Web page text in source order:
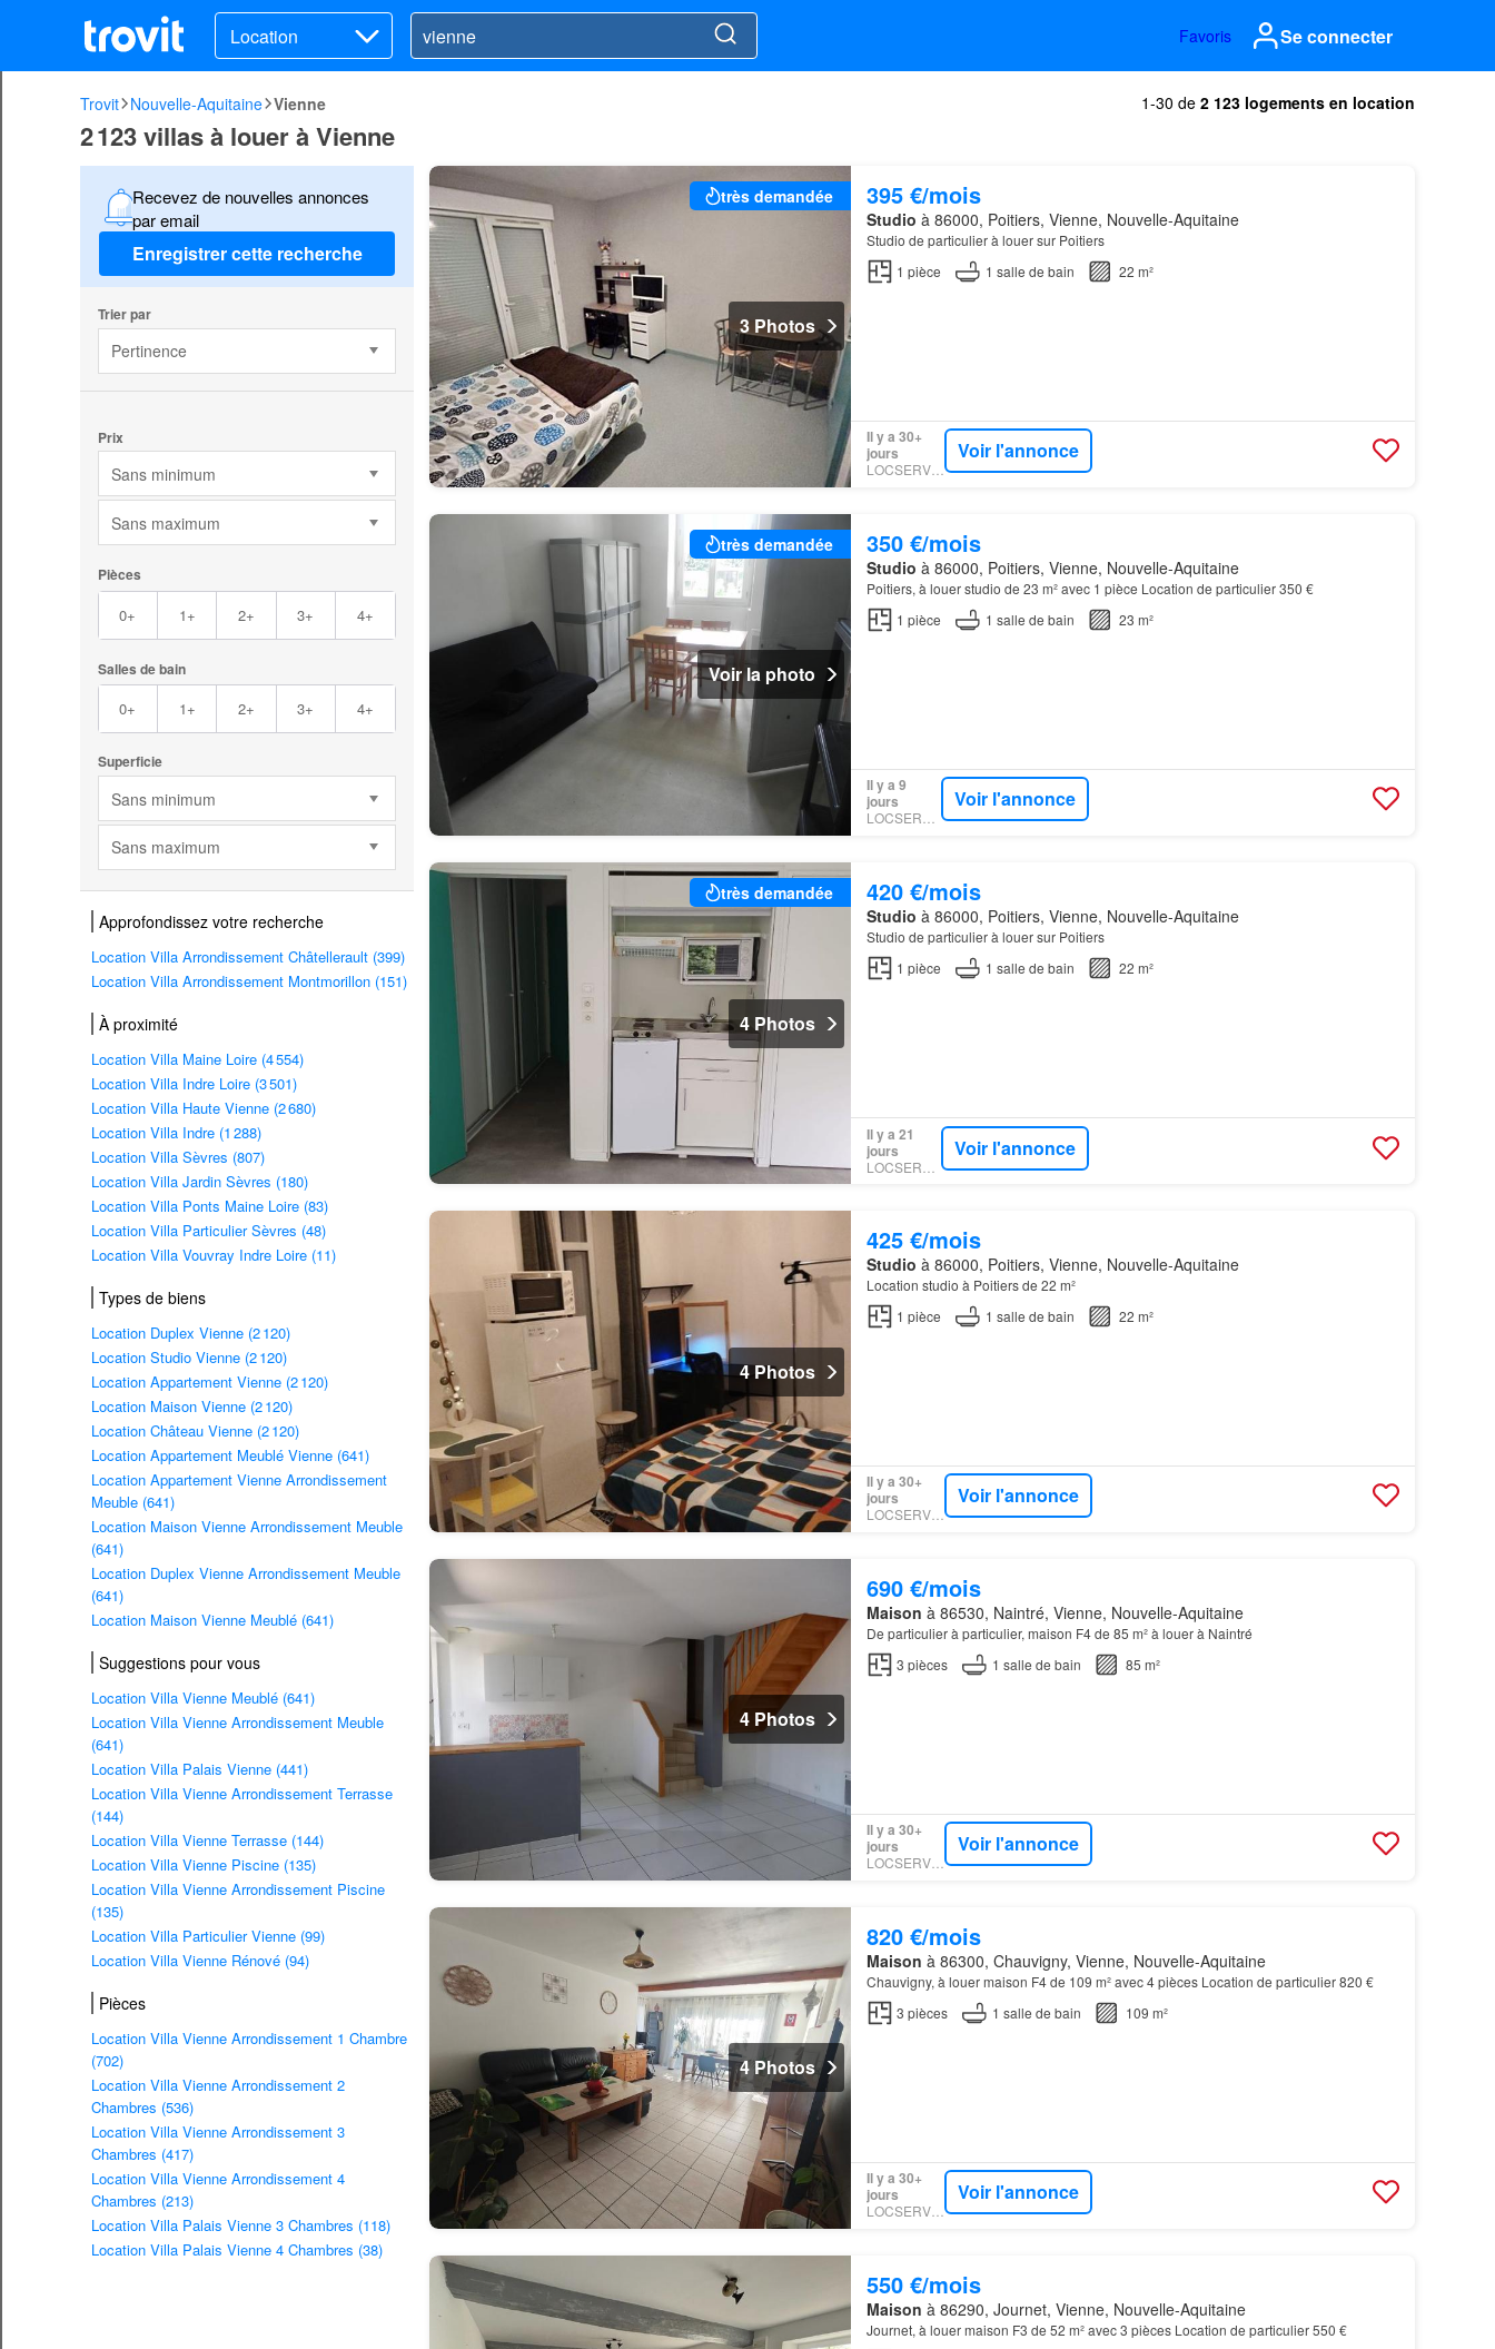
Location Favoris Se connecter
Trovit Nouvelle-Aquitaine Vienne 1-30 de 2 123 logements en location
2 123 villas à louer à Vienne
Recevez de nouvelles annonces
par email
Enregistrer cette recherche
Trier par
Pertinence
Prix
Sans minimum
Sans maximum
Pièces
0+ 1+ 2+ 3+ 4+
Salles de bain
0+ 1+ 2+ 3+ 4+
Superficie
Sans minimum
Sans maximum
Approfondissez votre recherche
Location Villa Arrondissement Châtellerault (399)
Location Villa Arrondissement Montmorillon (151)
À proximité
Location Villa Maine Loire (4 554)
Location Villa Indre Loire (3 501)
Location Villa Haute Vienne (2 680)
Location Villa Indre (1 288)
Location Villa Sèvres (807)
Location Villa Jardin Sèvres (180)
Location Villa Ponts Maine Loire (83)
Location Villa Particulier Sèvres (48)
Location Villa Vouvray Indre Loire (11)
Types de biens
Location Duplex Vienne (2 120)
Location Studio Vienne (2 120)
Location Appartement Vienne (2 120)
Location Maison Vienne (2 120)
Location Château Vienne (2 120)
Location Appartement Meublé Vienne (641)
Location Appartement Vienne Arrondissement
Meuble (641)
Location Maison Vienne Arrondissement Meuble
(641)
Location Duplex Vienne Arrondissement Meuble
(641)
Location Maison Vienne Meublé (641)
Suggestions pour vous
Location Villa Vienne Meublé (641)
Location Villa Vienne Arrondissement Meuble
(641)
Location Villa Palais Vienne (441)
Location Villa Vienne Arrondissement Terrasse
(144)
Location Villa Vienne Terrasse (144)
Location Villa Vienne Piscine (135)
Location Villa Vienne Arrondissement Piscine
(135)
Location Villa Particulier Vienne (99)
Location Villa Vienne Rénové (94)
Pièces
Location Villa Vienne Arrondissement 1 Chambre
(702)
Location Villa Vienne Arrondissement 2
Chambres (536)
Location Villa Vienne Arrondissement 3
Chambres (417)
Location Villa Vienne Arrondissement 4
Chambres (213)
Location Villa Palais Vienne 3 Chambres (118)
Location Villa Palais Vienne 4 Chambres (38)
très demandée
3 Photos
395 €/mois
Studio à 86000, Poitiers, Vienne, Nouvelle-Aquitaine
Studio de particulier à louer sur Poitiers
1 pièce 1 salle de bain 22 m²
Il y a 30+
jours
LOCSERVICE
Voir l'annonce
très demandée
Voir la photo
350 €/mois
Studio à 86000, Poitiers, Vienne, Nouvelle-Aquitaine
Poitiers, à louer studio de 23 m² avec 1 pièce Location de particulier 350 €
1 pièce 1 salle de bain 23 m²
Il y a 9
jours
LOCSERVICE
Voir l'annonce
très demandée
4 Photos
420 €/mois
Studio à 86000, Poitiers, Vienne, Nouvelle-Aquitaine
Studio de particulier à louer sur Poitiers
1 pièce 1 salle de bain 22 m²
Il y a 21
jours
Voir l'annonce
4 Photos
425 €/mois
Studio à 86000, Poitiers, Vienne, Nouvelle-Aquitaine
Location studio à Poitiers de 22 m²
1 pièce 1 salle de bain 22 m²
Il y a 30+
jours
LOCSERVICE
Voir l'annonce
4 Photos
690 €/mois
Maison à 86530, Naintré, Vienne, Nouvelle-Aquitaine
De particulier à particulier, maison F4 de 85 m² à louer à Naintré
3 pièces 1 salle de bain 85 m²
Il y a 30+
jours
LOCSERVICE
Voir l'annonce
4 Photos
820 €/mois
Maison à 86300, Chauvigny, Vienne, Nouvelle-Aquitaine
Chauvigny, à louer maison F4 de 109 m² avec 4 pièces Location de particulier 820 €
3 pièces 1 salle de bain 109 m²
Il y a 30+
jours
LOCSERVICE
Voir l'annonce
550 €/mois
Maison à 86290, Journet, Vienne, Nouvelle-Aquitaine
Journet, à louer maison F3 de 52 m² avec 3 pièces Location de particulier 550 €